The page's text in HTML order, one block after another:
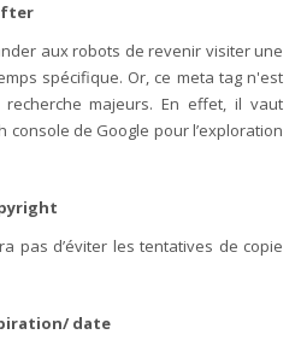
aux robots de revenir visiter une
spécifique. Or, ce meta tag n'est
majeurs. En effet, il vaut
console de Google pour l’exploration
pas d’éviter les tentatives de copie
date